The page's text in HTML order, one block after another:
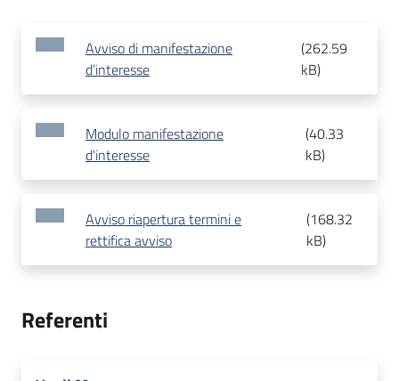
Avviso di manifestazione
d’interesse
(262.59
kB)
Modulo manifestazione
d'interesse
(40.33
kB)
Avviso riapertura termini e
rettifica avviso
(168.32
kB)
Referenti